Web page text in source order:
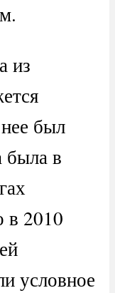
из
был
была в
в 2010
условное